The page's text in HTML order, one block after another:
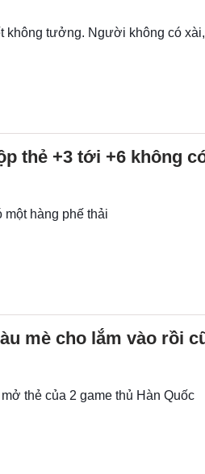
không tưởng. Người không có
thẻ +3 tới +6 không
một hàng phế thải
mè cho lắm vào rồi
thẻ của 2 game thủ Hàn Quốc